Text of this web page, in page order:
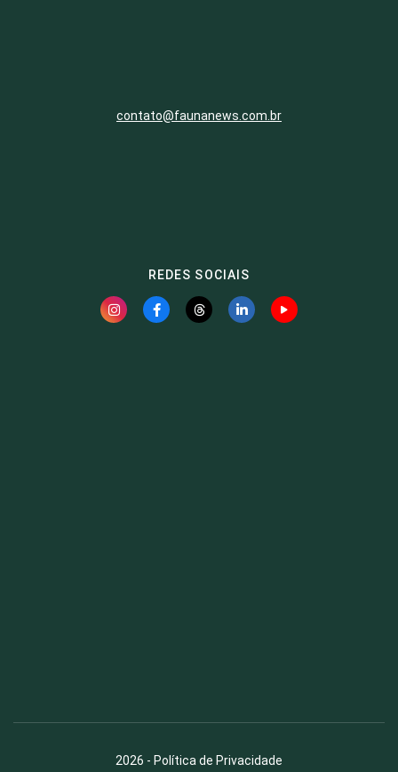
contato@faunanews.com.br
REDES SOCIAIS
2026 - Política de Privacidade